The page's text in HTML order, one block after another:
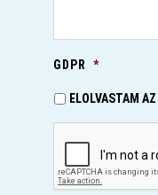
GDPR *
ELOLVASTAM AZ